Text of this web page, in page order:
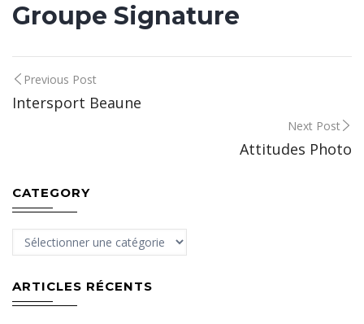
Groupe Signature
Post
navigation
Previous Post
Intersport Beaune
Next Post
Attitudes Photo
CATEGORY
Category
ARTICLES RÉCENTS